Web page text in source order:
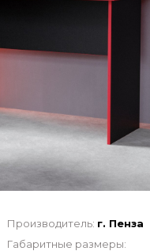
Производитель: г. Пенза
Габаритные размеры: